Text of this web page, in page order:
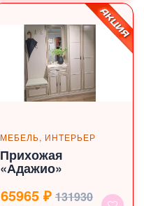
МЕБЕЛЬ, ИНТЕРЬЕР
Прихожая
«Адажио»
65965 ₽ 131930